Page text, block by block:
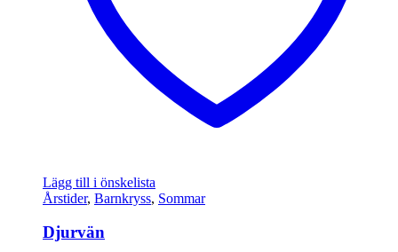
Lägg till i önskelista
Årstider, Barnkryss, Sommar
Djurvän